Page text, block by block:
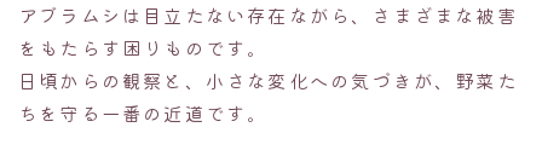
アブラムシは目立たない存在ながら、さまざまな被害
をもたらす困りものです。
日頃からの観察と、小さな変化への気づきが、野菜た
ちを守る一番の近道です。